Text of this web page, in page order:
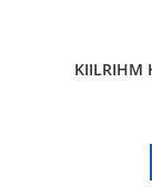
KIILRIHM